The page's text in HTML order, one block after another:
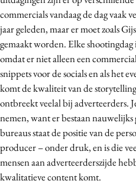
commercials vandaag de dag vaak
jaar geleden, maar er moet zoals
gemaakt worden. Elke
omdat er niet alleen een
snippets voor de socials en als het
komt de kwaliteit van de
ontbreekt veelal bij adverteerders.
nemen, want er bestaan
bureaus staat de positie van de
producer – onder druk, en is die
mensen aan adverteerderszijde
kwalitatieve content komt.